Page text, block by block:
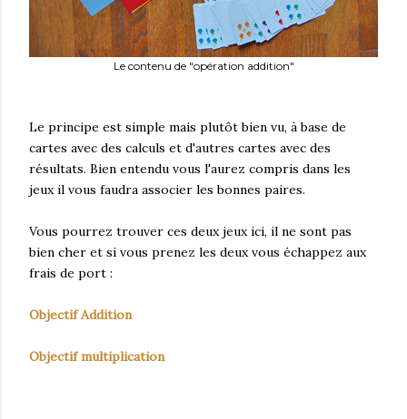
Le contenu de "opération addition"
Le principe est simple mais plutôt bien vu, à base de
cartes avec des calculs et d'autres cartes avec des
résultats. Bien entendu vous l'aurez compris dans les
jeux il vous faudra associer les bonnes paires.
Vous pourrez trouver ces deux jeux ici, il ne sont pas
bien cher et si vous prenez les deux vous échappez aux
frais de port :
Objectif Addition
Objectif multiplication